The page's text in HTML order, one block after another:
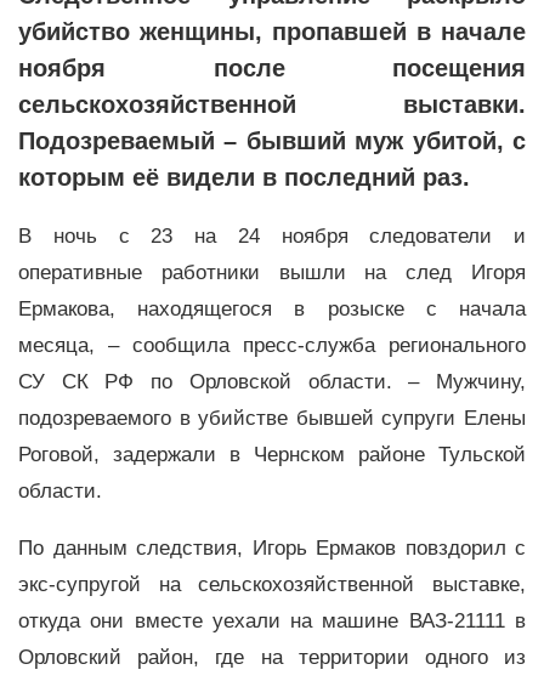
убийство женщины, пропавшей в начале
ноября после посещения
сельскохозяйственной выставки.
Подозреваемый – бывший муж убитой, с
которым её видели в последний раз.
В ночь с 23 на 24 ноября следователи и
оперативные работники вышли на след Игоря
Ермакова, находящегося в розыске с начала
месяца, – сообщила пресс-служба регионального
СУ СК РФ по Орловской области. – Мужчину,
подозреваемого в убийстве бывшей супруги Елены
Роговой, задержали в Чернском районе Тульской
области.
По данным следствия, Игорь Ермаков повздорил с
экс-супругой на сельскохозяйственной выставке,
откуда они вместе уехали на машине ВАЗ-21111 в
Орловский район, где на территории одного из